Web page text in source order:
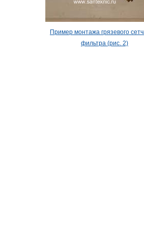
Пример монтажа грязевого
фильтра (рис. 2)